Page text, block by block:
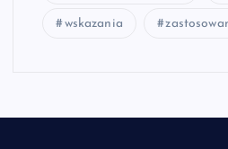
wskazania